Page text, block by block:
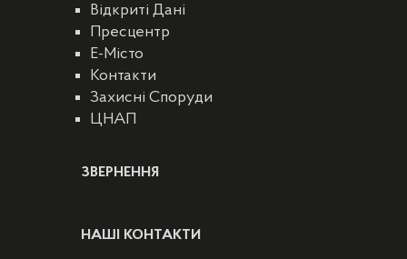
Відкриті Дані
Пресцентр
E-Місто
Контакти
Захисні Споруди
ЦНАП
ЗВЕРНЕННЯ
НАШІ КОНТАКТИ